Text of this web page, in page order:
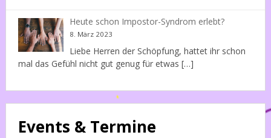
Heute schon Impostor-Syndrom erlebt?
8. März 2023
Liebe Herren der Schöpfung, hattet ihr schon
mal das Gefühl nicht gut genug für etwas […]
Events & Termine